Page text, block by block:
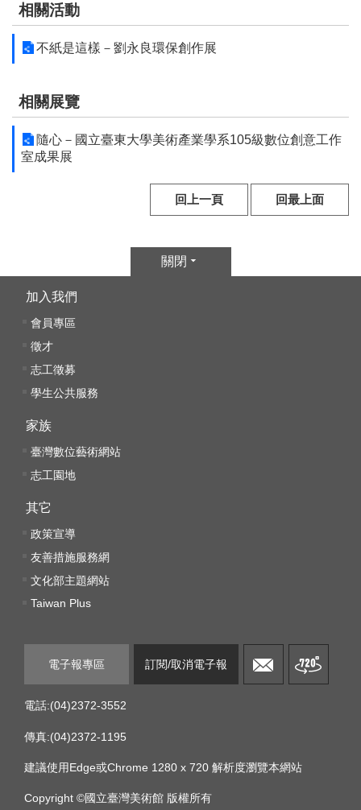
相關活動
不紙是這樣－劉永良環保創作展
相關展覽
隨心－國立臺東大學美術產業學系105級數位創意工作
室成果展
回上一頁 回最上面
關閉
加入我們
會員專區
徵才
志工徵募
學生公共服務
家族
臺灣數位藝術網站
志工園地
其它
政策宣導
友善措施服務網
文化部主題網站
Taiwan Plus
電子報專區 訂閱/取消電子報
電話:(04)2372-3552
傳真:(04)2372-1195
建議使用Edge或Chrome 1280 x 720 解析度瀏覽本網站
Copyright ©國立臺灣美術館 版權所有